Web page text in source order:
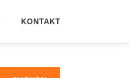
KONTAKT